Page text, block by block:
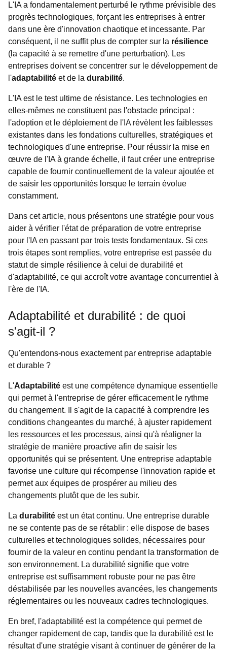
L'IA a fondamentalement perturbé le rythme prévisible des
progrès technologiques, forçant les entreprises à entrer
dans une ère d'innovation chaotique et incessante. Par
conséquent, il ne suffit plus de compter sur la résilience
(la capacité à se remettre d'une perturbation). Les
entreprises doivent se concentrer sur le développement de
l'adaptabilité et de la durabilité.
L'IA est le test ultime de résistance. Les technologies en
elles-mêmes ne constituent pas l'obstacle principal :
l'adoption et le déploiement de l'IA révèlent les faiblesses
existantes dans les fondations culturelles, stratégiques et
technologiques d'une entreprise. Pour réussir la mise en
œuvre de l'IA à grande échelle, il faut créer une entreprise
capable de fournir continuellement de la valeur ajoutée et
de saisir les opportunités lorsque le terrain évolue
constamment.
Dans cet article, nous présentons une stratégie pour vous
aider à vérifier l'état de préparation de votre entreprise
pour l'IA en passant par trois tests fondamentaux. Si ces
trois étapes sont remplies, votre entreprise est passée du
statut de simple résilience à celui de durabilité et
d'adaptabilité, ce qui accroît votre avantage concurrentiel à
l'ère de l'IA.
Adaptabilité et durabilité : de quoi
s'agit-il ?
Qu'entendons-nous exactement par entreprise adaptable
et durable ?
L'Adaptabilité est une compétence dynamique essentielle
qui permet à l'entreprise de gérer efficacement le rythme
du changement. Il s'agit de la capacité à comprendre les
conditions changeantes du marché, à ajuster rapidement
les ressources et les processus, ainsi qu'à réaligner la
stratégie de manière proactive afin de saisir les
opportunités qui se présentent. Une entreprise adaptable
favorise une culture qui récompense l'innovation rapide et
permet aux équipes de prospérer au milieu des
changements plutôt que de les subir.
La durabilité est un état continu. Une entreprise durable
ne se contente pas de se rétablir : elle dispose de bases
culturelles et technologiques solides, nécessaires pour
fournir de la valeur en continu pendant la transformation de
son environnement. La durabilité signifie que votre
entreprise est suffisamment robuste pour ne pas être
déstabilisée par les nouvelles avancées, les changements
réglementaires ou les nouveaux cadres technologiques.
En bref, l'adaptabilité est la compétence qui permet de
changer rapidement de cap, tandis que la durabilité est le
résultat d'une stratégie visant à continuer de générer de la